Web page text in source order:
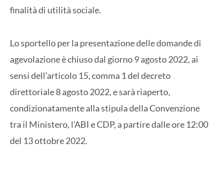
finalità di utilità sociale.
Lo sportello per la presentazione delle domande di
agevolazione è chiuso dal giorno 9 agosto 2022, ai
sensi dell’articolo 15, comma 1 del decreto
direttoriale 8 agosto 2022, e sarà riaperto,
condizionatamente alla stipula della Convenzione
tra il Ministero, l’ABI e CDP, a partire dalle ore 12:00
del 13 ottobre 2022.